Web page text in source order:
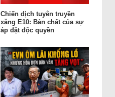
Chiến dịch tuyên truyền
xăng E10: Bản chất của sự
áp đặt độc quyền